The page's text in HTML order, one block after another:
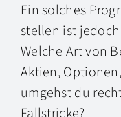
Ein solches
stellen ist
Welche Art von
Aktien,
umgehst du